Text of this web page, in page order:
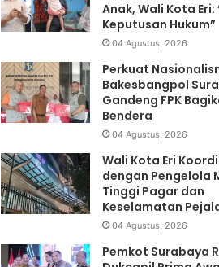
Anak, Wali Kota Eri:
Keputusan Hukum”
04 Agustus, 2026
Perkuat
Bakesbangpol
Gandeng FPK
Bendera
04 Agustus, 2026
Wali Kota Eri
dengan Pengelola
Tinggi Pagar dan
Keselamatan
04 Agustus, 2026
Pemkot Surabaya